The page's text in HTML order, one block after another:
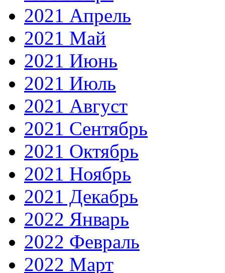
2021 Апрель
2021 Май
2021 Июнь
2021 Июль
2021 Август
2021 Сентябрь
2021 Октябрь
2021 Ноябрь
2021 Декабрь
2022 Январь
2022 Февраль
2022 Март